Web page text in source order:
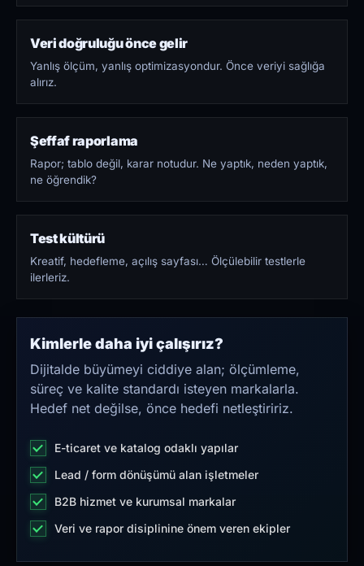
Veri doğruluğu önce gelir
Yanlış ölçüm, yanlış optimizasyondur. Önce veriyi sağlığa
alırız.
Şeffaf raporlama
Rapor; tablo değil, karar notudur. Ne yaptık, neden yaptık,
ne öğrendik?
Test kültürü
Kreatif, hedefleme, açılış sayfası… Ölçülebilir testlerle
ilerleriz.
Kimlerle daha iyi çalışırız?
Dijitalde büyümeyi ciddiye alan; ölçümleme,
süreç ve kalite standardı isteyen markalarla.
Hedef net değilse, önce hedefi netleştiririz.
E-ticaret ve katalog odaklı yapılar
Lead / form dönüşümü alan işletmeler
B2B hizmet ve kurumsal markalar
Veri ve rapor disiplinine önem veren ekipler